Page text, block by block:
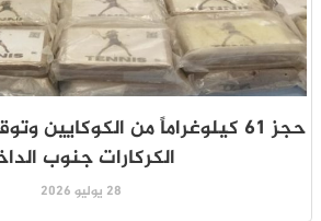
حجز 61 كيلوغراماً من
الكركارات جنوب
28 يوليو 2026